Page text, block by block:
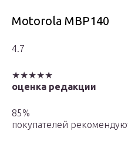
Motorola MBP140
4.7
★★★★★
оценка редакции
85%
покупателей